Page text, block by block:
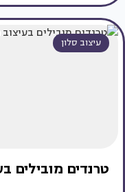
עיצוב סלון
טרנדים מובילים